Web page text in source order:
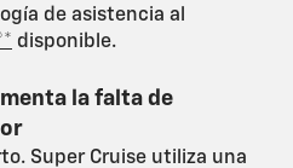
de asistencia al
disponible.
la falta de
Super Cruise utiliza una